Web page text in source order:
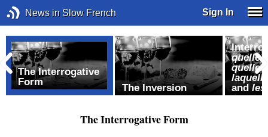
News in Slow French Sign In
The Interrogative
Form
The Inversion
quelle,
and
The Interrogative Form